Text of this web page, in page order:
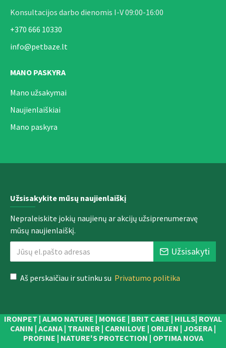
Konsultacijos darbo dienomis I-V 09:00-16:00
+370 666 10330
info@petbaze.lt
MANO PASKYRA
Mano užsakymai
Naujienlaiškiai
Mano paskyra
Užsisakykite mūsų naujienlaiškį
Nepraleiskite jokių naujienų ar akcijų užsiprenumeravę
mūsų naujienlaiškį.
Užsisakyti
Aš perskaičiau ir sutinku su Privatumo politika
IRONPET | ALMO NATURE | MONGE | BRIT CARE | HILLS| ROYAL
CANIN | ACANA | TRAINER | CARNILOVE | ORIJEN | JOSERA |
PROFINE | NATURE'S PROTECTION | OPTIMA NOVA